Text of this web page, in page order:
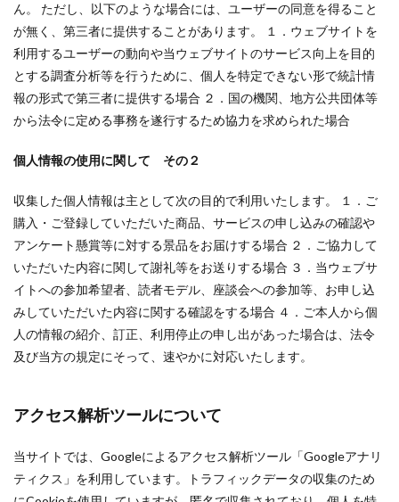
ん。 ただし、以下のような場合には、ユーザーの同意を得ること
が無く、第三者に提供することがあります。 １．ウェブサイトを
利用するユーザーの動向や当ウェブサイトのサービス向上を目的
とする調査分析等を行うために、個人を特定できない形で統計情
報の形式で第三者に提供する場合 ２．国の機関、地方公共団体等
から法令に定める事務を遂行するため協力を求められた場合
個人情報の使用に関して その２
収集した個人情報は主として次の目的で利用いたします。 １．ご
購入・ご登録していただいた商品、サービスの申し込みの確認や
アンケート懸賞等に対する景品をお届けする場合 ２．ご協力して
いただいた内容に関して謝礼等をお送りする場合 ３．当ウェブサ
イトへの参加希望者、読者モデル、座談会への参加等、お申し込
みしていただいた内容に関する確認をする場合 ４．ご本人から個
人の情報の紹介、訂正、利用停止の申し出があった場合は、法令
及び当方の規定にそって、速やかに対応いたします。
アクセス解析ツールについて
当サイトでは、Googleによるアクセス解析ツール「Googleアナリ
ティクス」を利用しています。トラフィックデータの収集のため